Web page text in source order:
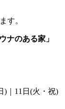
す。
ナのある家」
)｜11日(火・祝)